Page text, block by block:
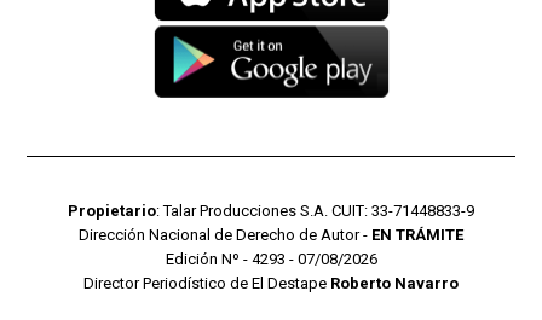
Propietario: Talar Producciones S.A. CUIT: 33-71448833-9
Dirección Nacional de Derecho de Autor - EN TRÁMITE
Edición Nº - 4293 - 07/08/2026
Director Periodístico de El Destape Roberto Navarro